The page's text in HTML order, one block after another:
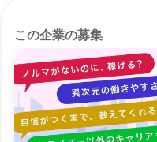
この企業の募集